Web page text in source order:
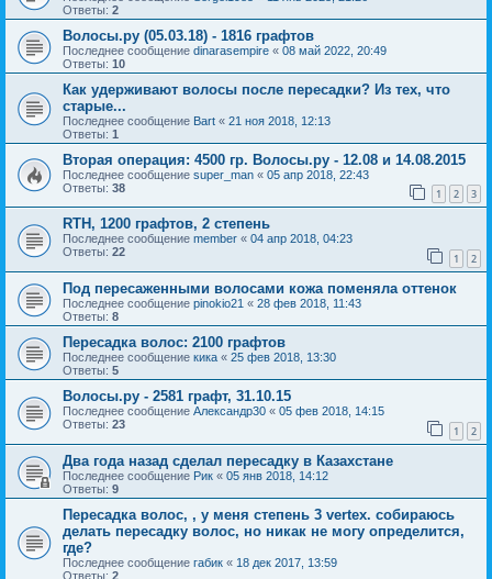
Ответы: 2
Волосы.ру (05.03.18) - 1816 графтов
Последнее сообщение dinarasempire « 08 май 2022, 20:49
Ответы: 10
Как удерживают волосы после пересадки? Из тех, что
старые...
Последнее сообщение Bart « 21 ноя 2018, 12:13
Ответы: 1
Вторая операция: 4500 гр. Волосы.ру - 12.08 и 14.08.2015
Последнее сообщение super_man « 05 апр 2018, 22:43
Ответы: 38 1 2 3
RTH, 1200 графтов, 2 степень
Последнее сообщение member « 04 апр 2018, 04:23
Ответы: 22 1 2
Под пересаженными волосами кожа поменяла оттенок
Последнее сообщение pinokio21 « 28 фев 2018, 11:43
Ответы: 8
Пересадка волос: 2100 графтов
Последнее сообщение кика « 25 фев 2018, 13:30
Ответы: 5
Волосы.ру - 2581 графт, 31.10.15
Последнее сообщение Александр30 « 05 фев 2018, 14:15
Ответы: 23 1 2
Два года назад сделал пересадку в Казахстане
Последнее сообщение Рик « 05 янв 2018, 14:12
Ответы: 9
Пересадка волос, , у меня степень 3 vertex. собираюсь
делать пересадку волос, но никак не могу определится,
где?
Последнее сообщение габик « 18 дек 2017, 13:59
Ответы: 2